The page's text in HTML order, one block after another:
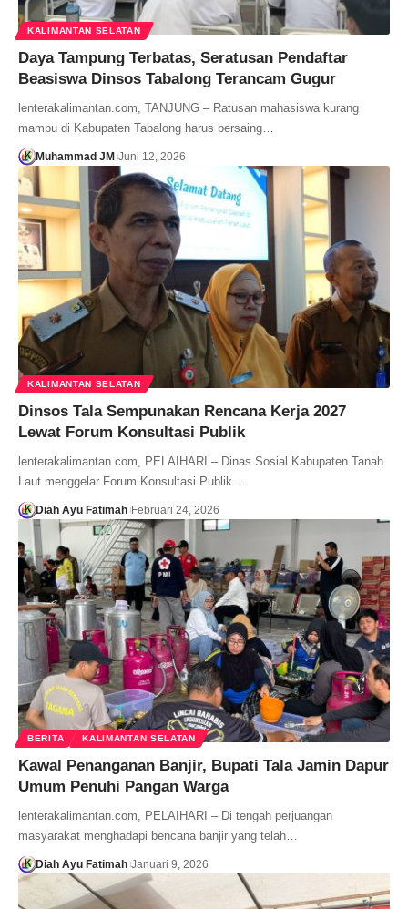
KALIMANTAN SELATAN
Daya Tampung Terbatas, Seratusan Pendaftar
Beasiswa Dinsos Tabalong Terancam Gugur
lenterakalimantan.com, TANJUNG – Ratusan mahasiswa kurang
mampu di Kabupaten Tabalong harus bersaing…
Muhammad JM Juni 12, 2026
KALIMANTAN SELATAN
Dinsos Tala Sempunakan Rencana Kerja 2027
Lewat Forum Konsultasi Publik
lenterakalimantan.com, PELAIHARI – Dinas Sosial Kabupaten Tanah
Laut menggelar Forum Konsultasi Publik…
Diah Ayu Fatimah Februari 24, 2026
BERITA KALIMANTAN SELATAN
Kawal Penanganan Banjir, Bupati Tala Jamin Dapur
Umum Penuhi Pangan Warga
lenterakalimantan.com, ​PELAIHARI – Di tengah perjuangan
masyarakat menghadapi bencana banjir yang telah…
Diah Ayu Fatimah Januari 9, 2026